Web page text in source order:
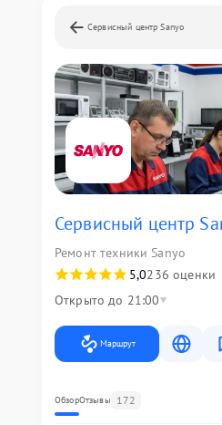
Сервисный центр Sanyo
Сервисный центр
Ремонт техники Sanyo
5,0236 оценки
Открыто до 21:00
Маршрут
ОбзорОтзывы 172